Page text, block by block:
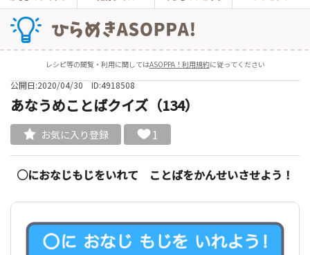
レシピ等の閲覧・利用に関してはASOPPA！利用規約に従ってください
公開日:2020/04/30 ID:4918508
あなうめことばクイズ（134）
お気に入り登録 1
○におなじもじをいれて ことばをかんせいさせよう！